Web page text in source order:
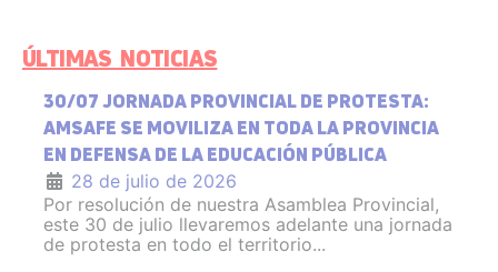
ÚLTIMAS NOTICIAS
30/07 JORNADA PROVINCIAL DE PROTESTA:
AMSAFE SE MOVILIZA EN TODA LA PROVINCIA
EN DEFENSA DE LA EDUCACIÓN PÚBLICA
28 de julio de 2026
Por resolución de nuestra Asamblea Provincial,
este 30 de julio llevaremos adelante una jornada
de protesta en todo el territorio...